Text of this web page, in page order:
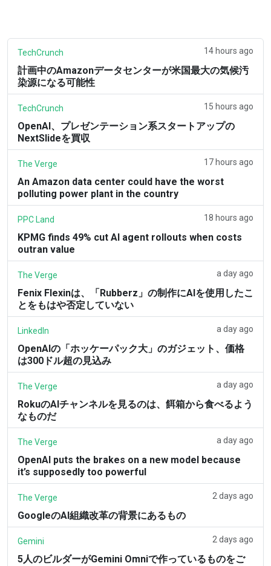
TechCrunch 14 hours ago
計画中のAmazonデータセンターが米国最大の気候汚
染源になる可能性
TechCrunch 15 hours ago
OpenAI、プレゼンテーション系スタートアップの
NextSlideを買収
The Verge 17 hours ago
An Amazon data center could have the worst
polluting power plant in the country
PPC Land 18 hours ago
KPMG finds 49% cut AI agent rollouts when costs
outran value
The Verge a day ago
Fenix Flexinは、「Rubberz」の制作にAIを使用したこ
とをもはや否定していない
LinkedIn a day ago
OpenAIの「ホッケーパック大」のガジェット、価格
は300ドル超の見込み
The Verge a day ago
RokuのAIチャンネルを見るのは、餌箱から食べるよう
なものだ
The Verge a day ago
OpenAI puts the brakes on a new model because
it’s supposedly too powerful
The Verge 2 days ago
GoogleのAI組織改革の背景にあるもの
Gemini 2 days ago
5人のビルダーがGemini Omniで作っているものをご